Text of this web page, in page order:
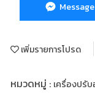
เพิ่มรายการโปรด
หมวดหมู่ : เครื่องปรั